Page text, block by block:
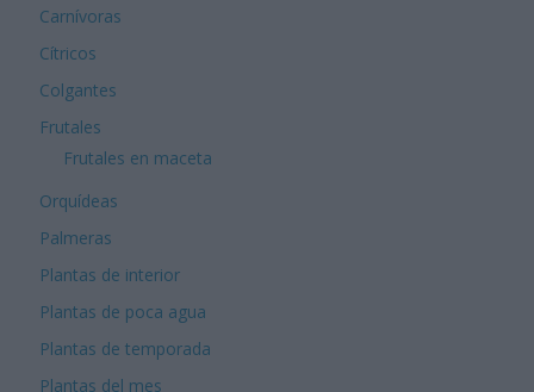
Carnívoras
Cítricos
Colgantes
Frutales
Frutales en maceta
Orquídeas
Palmeras
Plantas de interior
Plantas de poca agua
Plantas de temporada
Plantas del mes